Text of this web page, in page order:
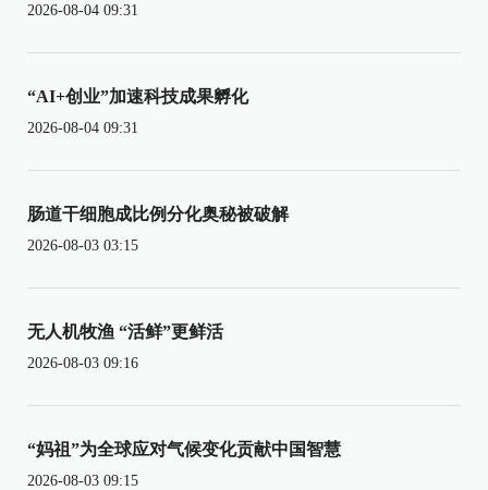
2026-08-04 09:31
“AI+创业”加速科技成果孵化
2026-08-04 09:31
肠道干细胞成比例分化奥秘被破解
2026-08-03 03:15
无人机牧渔 “活鲜”更鲜活
2026-08-03 09:16
“妈祖”为全球应对气候变化贡献中国智慧
2026-08-03 09:15